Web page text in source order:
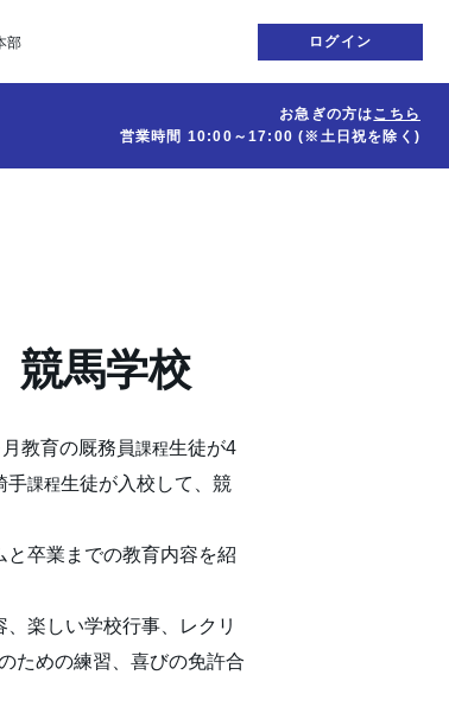
部 ログイン
お急ぎの方はこちら
営業時間 10:00～17:00(※土日祝を除く)
馬学校
教育の厩務員課程生徒が4
手課程生徒が入校して、競
卒業までの教育内容を紹
楽しい学校行事、レクリ
ための練習、喜びの免許合